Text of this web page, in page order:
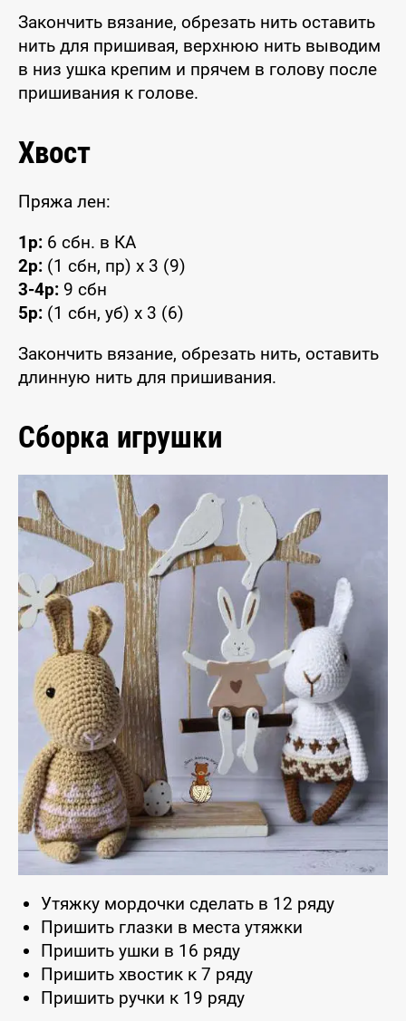
Закончить вязание, обрезать нить оставить
нить для пришивая, верхнюю нить выводим
в низ ушка крепим и прячем в голову после
пришивания к голове.
Хвост
Пряжа лен:
1р: 6 сбн. в КА
2р: (1 сбн, пр) x 3 (9)
3-4р: 9 сбн
5р: (1 сбн, уб) x 3 (6)
Закончить вязание, обрезать нить, оставить
длинную нить для пришивания.
Сборка игрушки
Утяжку мордочки сделать в 12 ряду
Пришить глазки в места утяжки
Пришить ушки в 16 ряду
Пришить хвостик к 7 ряду
Пришить ручки к 19 ряду